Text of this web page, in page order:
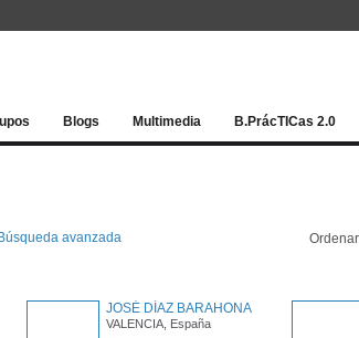
Blogs Multimedia B.PrácTICas 2.0
Búsqueda avanzada
JOSÉ DÍAZ BARAHONA
VALENCIA, España